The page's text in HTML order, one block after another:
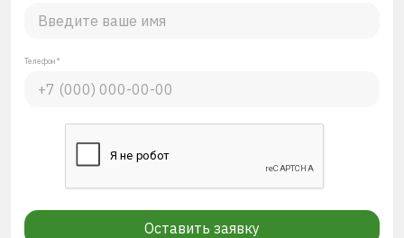
Телефон*
Оставить заявку